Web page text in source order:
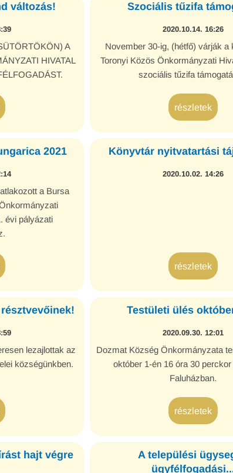
változás!
A
HIVATAL
Szociális tűzifa
2020.10.14. 16:26
November 30-ig, (hétfő) várják a
Toronyi Közös Önkormányzati
szociális tűzifa
részletek
2021
a Bursa
évi pályázati
Könyvtár nyitvatartási
2020.10.02. 14:26
részletek
lezajlottak az
községünkben.
Testületi ülés
2020.09.30. 12:01
Dozmat Község Önkormányzata
október 1-én 16 óra 30
Faluházban.
részletek
hajt végre
A települési